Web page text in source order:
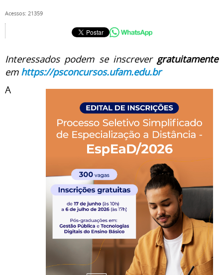
Acessos: 21359
Interessados podem se inscrever gratuitamente
em https://psconcursos.ufam.edu.br
A